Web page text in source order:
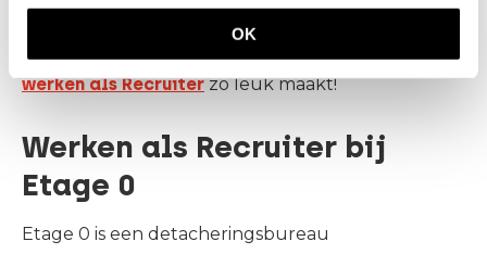
OK
ging. Al met al ziet iedere dag er anders uit met
werken als Recruiterzo leuk maakt!
Werken als Recruiter bij
Etage 0
Etage 0 is een detacheringsbureau